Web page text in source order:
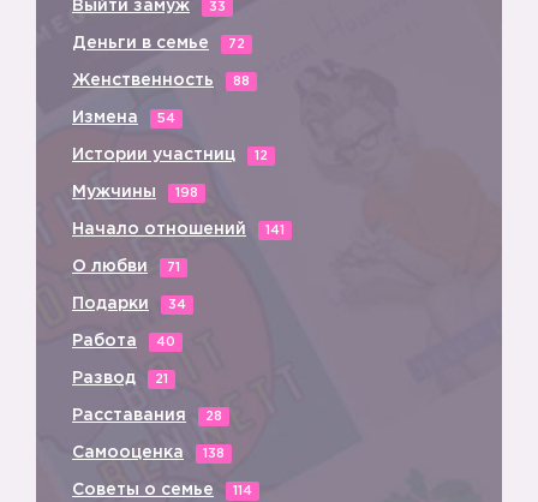
Выйти замуж 33
Деньги в семье 72
Женственность 88
Измена 54
Истории участниц 12
Мужчины 198
Начало отношений 141
О любви 71
Подарки 34
Работа 40
Развод 21
Расставания 28
Самооценка 138
Советы о семье 114